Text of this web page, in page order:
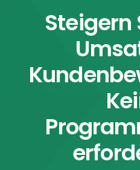
Steigern